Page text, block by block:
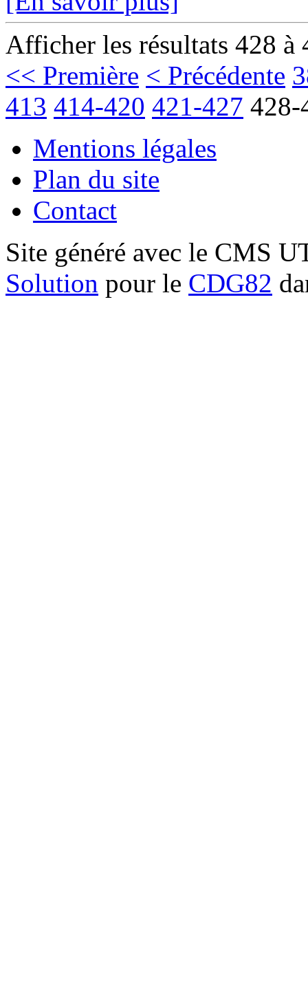
Afficher les résultats 428 à
<< Première < Précédente
413 414-420 421-427 428-
Mentions légales
Plan du site
Contact
Site généré avec le CMS
Solution pour le CDG82